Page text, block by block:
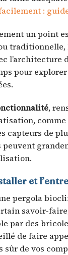
:
un point
l’architecture
pour
,
comme
capteurs de
et
pergola
savoir-
par des
de faire
sûr de vos